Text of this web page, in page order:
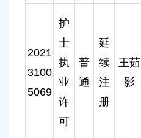
2021
3100
5069
护
士
执
业
许
可
普
通
延
续
注
册
王茹
影